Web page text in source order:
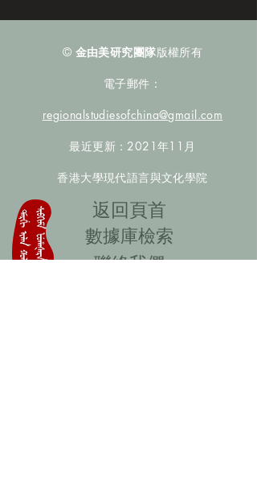
© 金由美研究團隊版權所有
電子郵件：
regionalstudiesofchina@gmail.com
最近更新：2021年11月
香港大學現代語言與文化學院
​返回頁首
數據庫檢索
聯絡我們